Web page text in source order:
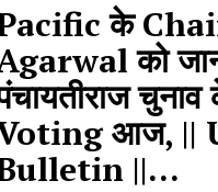
के
को
आज, ||
||...